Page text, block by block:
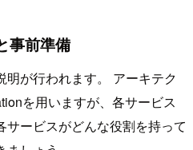
事前準備
が行われます。 アーキテク
を用いますが、各サービス
サービスがどんな役割を持って